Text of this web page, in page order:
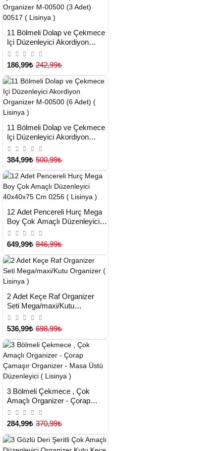
TESLİMAT
11 Bölmeli Dolap ve Çekmece
Içi Düzenleyici Akordiyon
Organizer M-00500 (3 Adet)
00517 ( Lisinya )
186,99₺ 242,99₺
TESLİMAT
11 Bölmeli Dolap ve Çekmece
Içi Düzenleyici Akordiyon
Organizer M-00500 (6 Adet) (
Lisinya )
384,99₺ 500,99₺
TESLİMAT
Çok Satılan Ürün
12 Adet Pencereli Hurç Mega
Boy Çok Amaçlı Düzenleyici
40x40x75 Cm 0256 ( Lisinya )
649,99₺ 846,99₺
TESLİMAT
2 Adet Keçe Raf Organizer
Seti Mega/maxi/Kutu
Organizer ( Lisinya )
536,99₺ 698,99₺
TESLİMAT
3 Bölmeli Çekmece , Çok
Amaçlı Organizer - Çorap
Çamaşır Organizer - Masa
Üstü Düzenleyici ( Lisinya )
284,99₺ 370,99₺